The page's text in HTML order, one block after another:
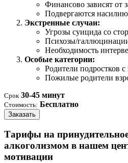
Финансово зависят от
Подвергаются насилию
Экстренные случаи:
Угрозы суицида со
Психозы/
Необходимость
Особые категории:
Родители подростков
Пожилые родители
Срок 30-45 минут
Стоимость: Бесплатно
Заказать
Тарифы на
алкоголизмом в нашем
мотивации